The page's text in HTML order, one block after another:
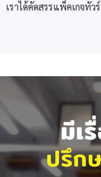
เราได้คัดสรรแพ็คเกจทั
มีเ
ปรึก